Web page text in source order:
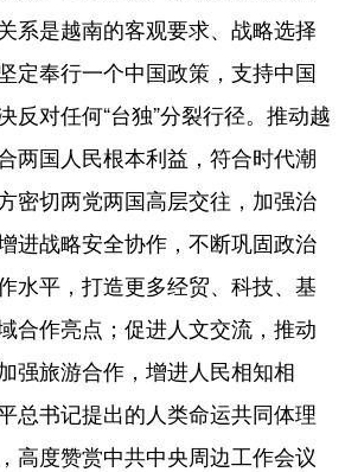
系是越南的客观要求、战略选择
定奉行一个中国政策，支持中国
反对任何“台独”分裂行径。推动越
两国人民根本利益，符合时代潮
密切两党两国高层交往，加强治
进战略安全协作，不断巩固政治
水平，打造更多经贸、科技、基
合作亮点；促进人文交流，推动
强旅游合作，增进人民相知相
总书记提出的人类命运共同体理
高度赞赏中共中央周边工作会议